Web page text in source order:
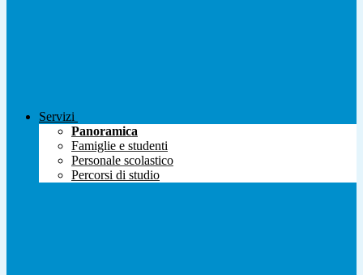
Servizi
Panoramica
Famiglie e studenti
Personale scolastico
Percorsi di studio